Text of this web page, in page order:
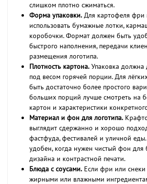
слишком плотно сжиматься.
Форма упаковки. Для картофеля
использовать бумажные лотки,
коробочки. Формат должен быть
быстрого наполнения, передачи
размещения логотипа.
Плотность картона. Упаковка
под весом горячей порции. Для
быть достаточно более простого
больших порций лучше смотреть на
картон и характеристики
Материал и фон для логотипа.
выглядит сдержанно и хорошо
фастфуда, фестивалей и уличной
удобен, когда нужен чистый фон для
дизайна и контрастной печати.
Блюда с соусами. Если фри или снеки
жирными или влажными